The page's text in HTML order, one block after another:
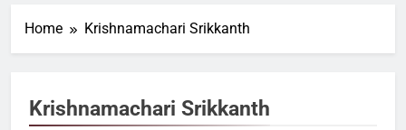
Home Krishnamachari Srikkanth
Krishnamachari Srikkanth